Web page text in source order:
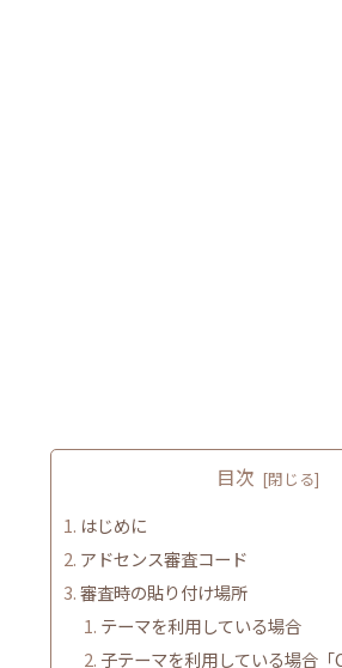
目次
はじめに
アドセンス審査コード
審査時の貼り付け場所
テーマを利用している場合
子テーマを利用している場合